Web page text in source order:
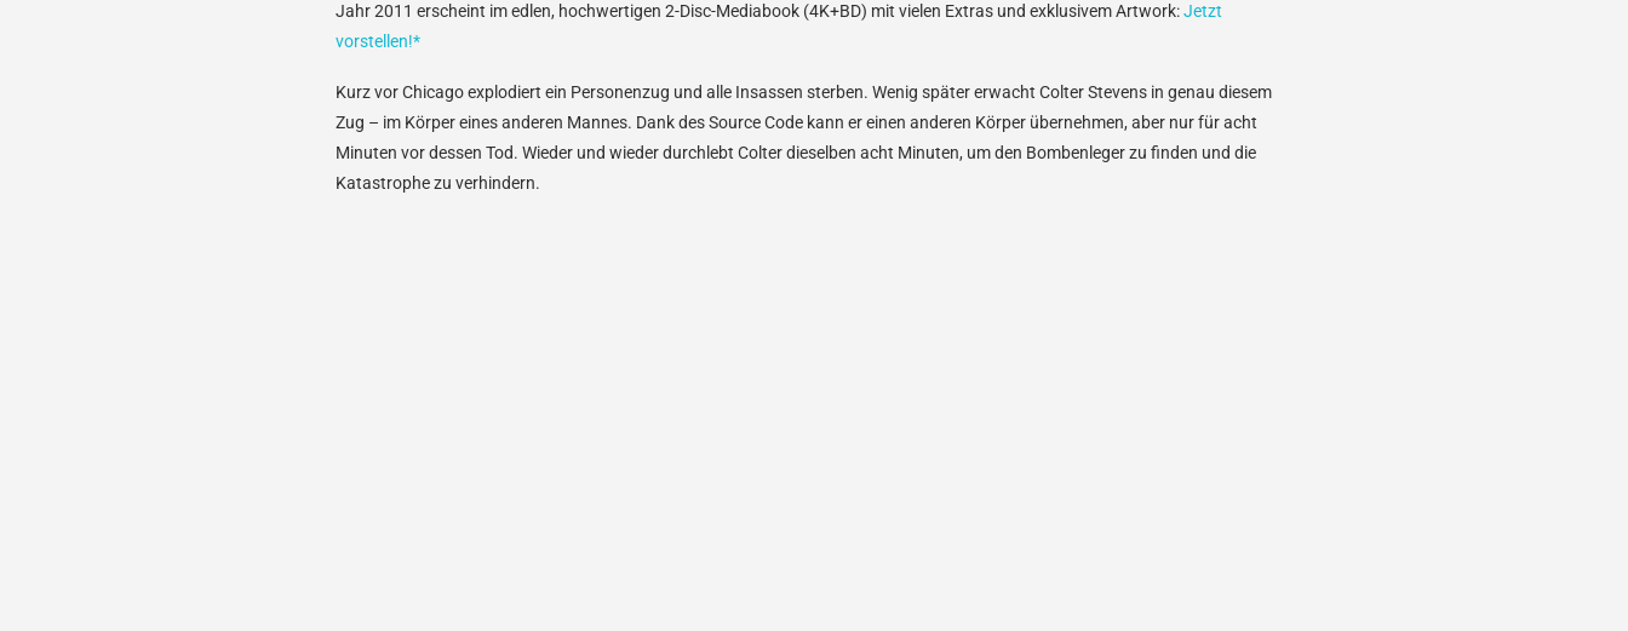
Jahr 2011 erscheint im edlen, hochwertigen 2-Disc-Mediabook (4K+BD) mit vielen Extras und exklusivem Artwork:Jetzt
vorstellen!*
Kurz vor Chicago explodiert ein Personenzug und alle Insassen sterben. Wenig später erwacht Colter Stevens in genau diesem
Zug – im Körper eines anderen Mannes. Dank des Source Code kann er einen anderen Körper übernehmen, aber nur für acht
Minuten vor dessen Tod. Wieder und wieder durchlebt Colter dieselben acht Minuten, um den Bombenleger zu finden und die
Katastrophe zu verhindern.